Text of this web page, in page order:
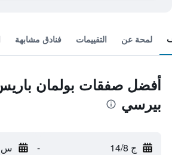
لمحة عن التقييمات فنادق مشابهة
أفضل صفقات بولمان
بيرسي
ج 14/8 - س 15/8